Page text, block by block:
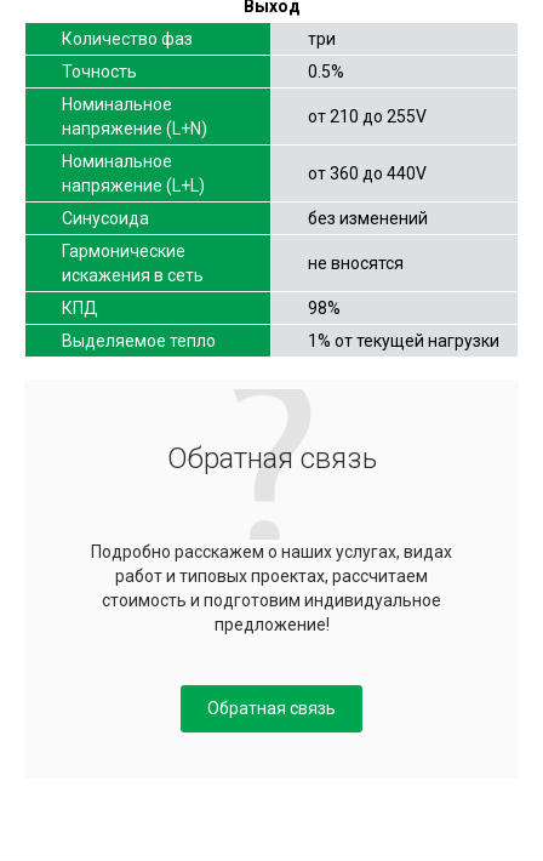
Выход
Количество фаз
три
Точность
0.5%
Номинальное
напряжение (L+N)
от 210 до 255V
Номинальное
напряжение (L+L)
от 360 до 440V
Синусоида
без изменений
Гармонические
искажения в сеть
не вносятся
КПД
98%
Выделяемое тепло
1% от текущей нагрузки
Обратная связь
Подробно расскажем о наших услугах, видах
работ и типовых проектах, рассчитаем
стоимость и подготовим индивидуальное
предложение!
Обратная связь